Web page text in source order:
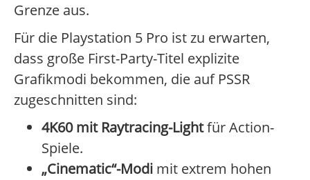
Grenze aus.
Für die Playstation 5 Pro ist zu erwarten,
dass große First-Party-Titel explizite
Grafikmodi bekommen, die auf PSSR
zugeschnitten sind:
4K60 mit Raytracing-Lightfür Action-
Spiele.
„Cinematic“-Modi mit extrem hohen